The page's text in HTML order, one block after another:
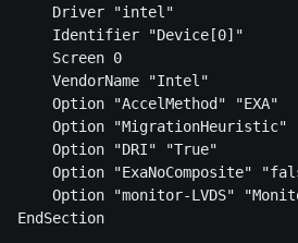
    Driver "intel"
    Identifier "Device[0]"
    Screen 0
    VendorName "Intel"
    Option "AccelMethod" "EXA"
Option "MigrationHeuristic"
    Option "DRI" "True"
Option "ExaNoComposite"
Option "monitor-LVDS"
EndSection